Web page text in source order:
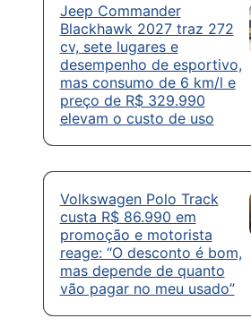
Jeep Commander
Blackhawk 2027 traz 272
cv, sete lugares e
desempenho de esportivo,
mas consumo de 6 km/l e
preço de R$ 329.990
elevam o custo de uso
Volkswagen Polo Track
custa R$ 86.990 em
promoção e motorista
reage: “O desconto é bom,
mas depende de quanto
vão pagar no meu usado”